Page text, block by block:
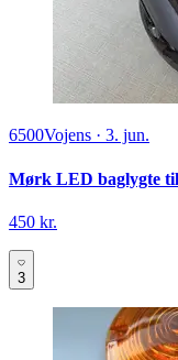
6500Vojens · 3. jun.
Mørk LED baglygte
450 kr.
3